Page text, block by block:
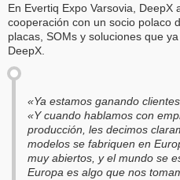
En Evertiq Expo Varsovia, DeepX
cooperación con un socio polaco
placas, SOMs y soluciones que
DeepX.
«Ya estamos ganando
«Y cuando hablamos con
producción, les decimos
modelos se fabriquen en
muy abiertos, y el mundo se
Europa es algo que nos